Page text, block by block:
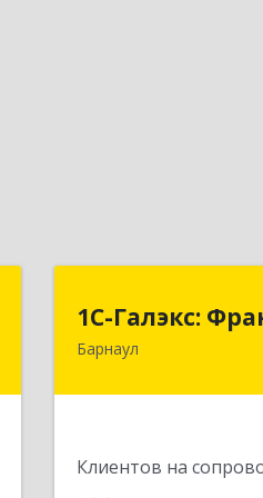
1С-Галэкс:
Барнаул
Клиентов на
1С-Галэкс:
656015,